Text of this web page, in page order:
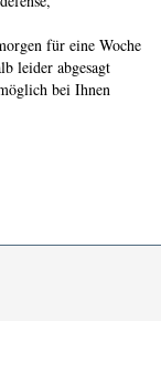
für eine Woche
leider abgesagt
bei Ihnen